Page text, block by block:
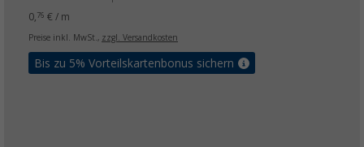
0, 76 € / m
Preise inkl. MwSt., zzgl. Versandkosten
Bis zu 5% Vorteilskartenbonus sichern